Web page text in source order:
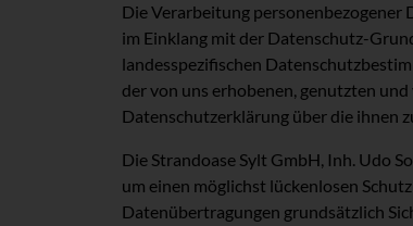
Die Verarbeitung personenbezogener
im Einklang mit der Datenschutz-
landesspezifischen
der von uns erhobenen, genutzten
Datenschutzerklärung über die ihnen
Die Strandoase Sylt GmbH, Inh. Udo
um einen möglichst lückenlosen
Datenübertragungen grundsätzlich